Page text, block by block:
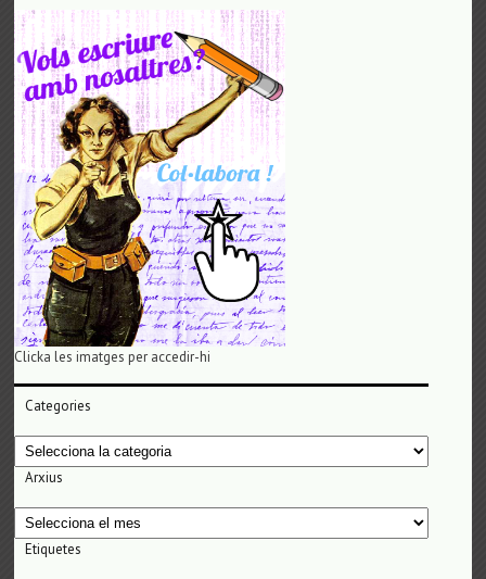
Clicka les imatges per accedir-hi
Categories
Categories
Arxius
Arxius
Etiquetes